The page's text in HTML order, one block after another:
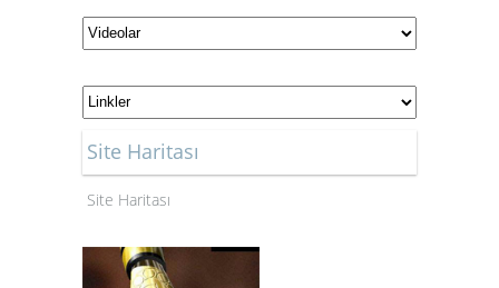
Site Haritası
Site Haritası